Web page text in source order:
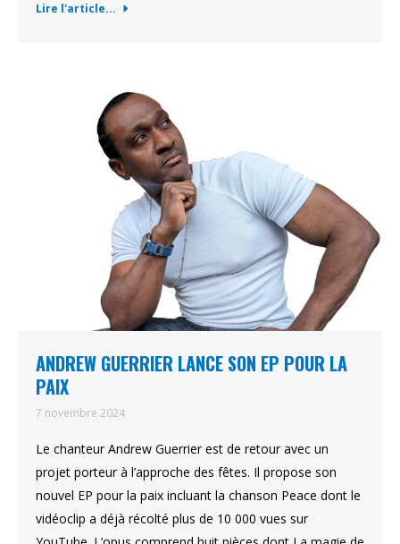
Lire l'article...
ANDREW GUERRIER LANCE SON EP POUR LA
PAIX
7 novembre 2024
Le chanteur Andrew Guerrier est de retour avec un
projet porteur à l’approche des fêtes. Il propose son
nouvel EP pour la paix incluant la chanson Peace dont le
vidéoclip a déjà récolté plus de 10 000 vues sur